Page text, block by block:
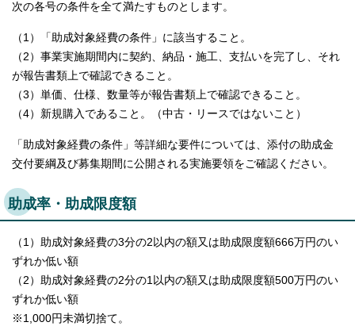
次の各号の条件を全て満たすものとします。
（1）「助成対象経費の条件」に該当すること。
（2）事業実施期間内に契約、納品・施工、支払いを完了し、それ
が報告書類上で確認できること。
（3）単価、仕様、数量等が報告書類上で確認できること。
（4）新規購入であること。（中古・リースではないこと）
「助成対象経費の条件」等詳細な要件については、添付の助成金
交付要綱及び募集期間に公開される実施要領をご確認ください。
助成率・助成限度額
（1）助成対象経費の3分の2以内の額又は助成限度額666万円のい
ずれか低い額
（2）助成対象経費の2分の1以内の額又は助成限度額500万円のい
ずれか低い額
※1,000円未満切捨て。